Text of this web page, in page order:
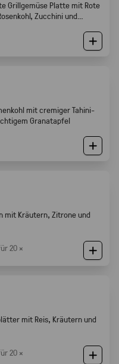
Grillgemüse Platte mit Rote
Zucchini und
mit cremiger Tahini-
Granatapfel
mit Kräutern, Zitrone und
20 ×
mit Reis, Kräutern und
20 ×